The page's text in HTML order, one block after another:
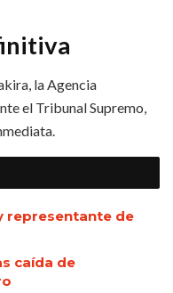
la Agencia
el Tribunal Supremo,
representante de
caída de